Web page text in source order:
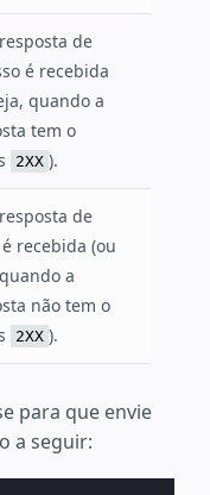
de
é recebida
quando a
tem o
2XX ).
de
recebida (ou
a
não tem o
2XX ).
para que envie
a seguir: